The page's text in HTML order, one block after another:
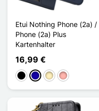
Etui Nothing Phone (2a) /
Phone (2a) Plus
Kartenhalter
16,99 €
SchwarzDunkelblau
GoldenRoségold